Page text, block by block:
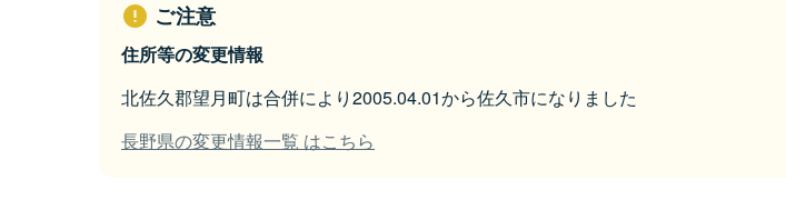
ご注意
住所等の変更情報
北佐久郡望月町は合併により2005.04.01から佐久市になりました
長野県の変更情報一覧 はこちら